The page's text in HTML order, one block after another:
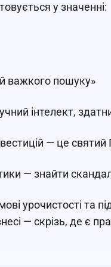
у значенні:
важкого пошуку»
інтелект,
— це святий
— знайти
урочистості
— скрізь, де є